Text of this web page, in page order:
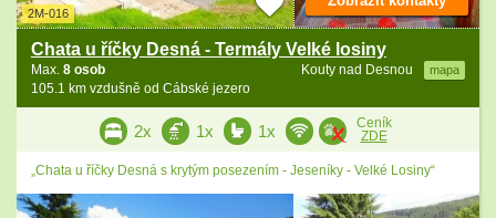
2M-016
Chata u říčky Desná - Termály Velké losiny
Kouty nad Desnou mapa
Max. 8 osob
105.1 km vzdušně od Cábské jezero
2x 1x 1x
Ceník
ZDE
„Chata u říčky Desná s krytým posezením - Jeseníky - Velké Losiny“